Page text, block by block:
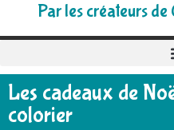
Par les créateurs
Les cadeaux de
colorier